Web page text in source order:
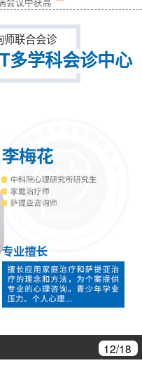
师联合会诊
多学科会诊中心
13/18